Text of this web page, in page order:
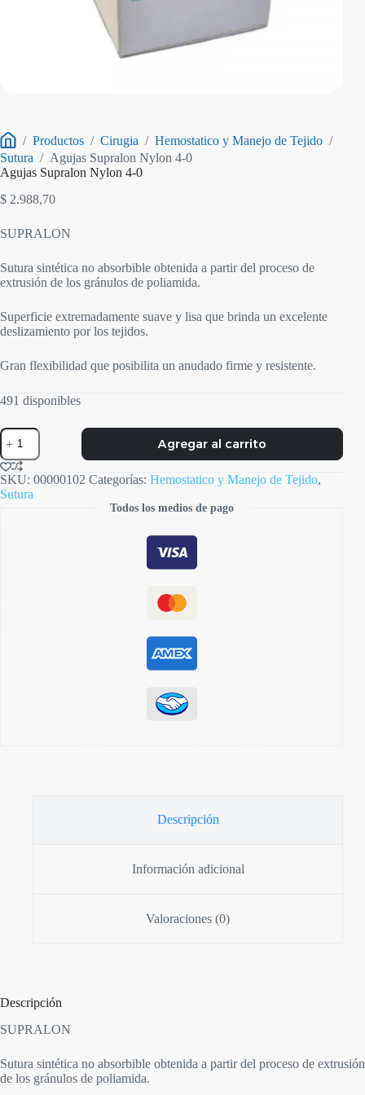
Inicio
/ Productos / Cirugia / Hemostatico y Manejo de Tejido /
Sutura / Agujas Supralon Nylon 4-0
Agujas Supralon Nylon 4-0
$ 2.988,70
SUPRALON
Sutura sintética no absorbible obtenida a partir del proceso de
extrusión de los gránulos de poliamida.
Superficie extremadamente suave y lisa que brinda un excelente
deslizamiento por los tejidos.
Gran flexibilidad que posibilita un anudado firme y resistente.
491 disponibles
Agujas
Supralon
Nylon
4-
0
cantidad
Agregar al carrito
SKU: 00000102 Categorías: Hemostatico y Manejo de Tejido,
Sutura
Todos los medios de pago
Descripción
Información adicional
Valoraciones (0)
Descripción
SUPRALON
Sutura sintética no absorbible obtenida a partir del proceso de extrusión
de los gránulos de poliamida.